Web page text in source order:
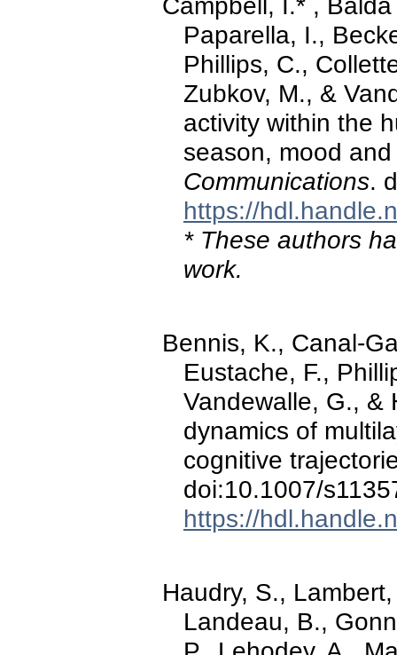
Paparella, I.,
Phillips, C.,
Zubkov, M., &
activity within the
season, mood
Communications.
https://
* These authors
work.
Bennis, K., Canal-
Eustache, F.,
Vandewalle, G., &
dynamics of
cognitive
doi:10.1007/
https://
Haudry, S.,
Landeau, B.,